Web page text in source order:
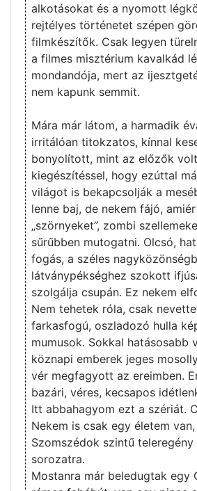
alkotásokat és a nyomott
rejtélyes történetet szépen
filmkészítők. Csak legyen
a filmes misztérium kavalkád
mondandója, mert az
nem kapunk semmit.
Mára már látom, a harmadik
irritálóan titokzatos, kínnal
bonyolított, mint az előzők
kiegészítéssel, hogy ezúttal
világot is bekapcsolják a
lenne baj, de nekem fájó,
„szörnyeket”, zombi
sűrűbben mutogatni. Olcsó,
fogás, a széles
látványpékséghez szokott
szolgálja csupán. Ez nekem
Nem tehetek róla, csak
farkasfogú, oszladozó hulla
mumusok. Sokkal hatásosabb
köznapi emberek jeges
vér megfagyott az ereimben.
bazári, véres, kecsapos
Itt abbahagyom ezt a szériát.
Nekem is csak egy életem
Szomszédok szintű
sorozatra.
Mostanra már beledugtak egy